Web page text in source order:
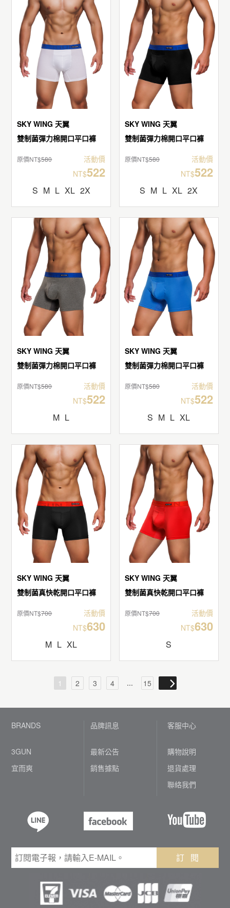
SKY WING 天翼
雙制菌彈力棉開口平口褲
原價NT$580
活動價
NT$522
S M L XL 2X
SKY WING 天翼
雙制菌彈力棉開口平口褲
原價NT$580
活動價
NT$522
S M L XL 2X
SKY WING 天翼
雙制菌彈力棉開口平口褲
原價NT$580
活動價
NT$522
M L
SKY WING 天翼
雙制菌彈力棉開口平口褲
原價NT$580
活動價
NT$522
S M L XL
SKY WING 天翼
雙制菌真快乾開口平口褲
原價NT$700
活動價
NT$630
M L XL
SKY WING 天翼
雙制菌真快乾開口平口褲
原價NT$700
活動價
NT$630
S
1 2 3 4 ... 15
BRANDS
3GUN
宜而爽
品牌訊息
最新公告
銷售據點
客服中心
購物說明
退貨處理
聯絡我們
訂 閱